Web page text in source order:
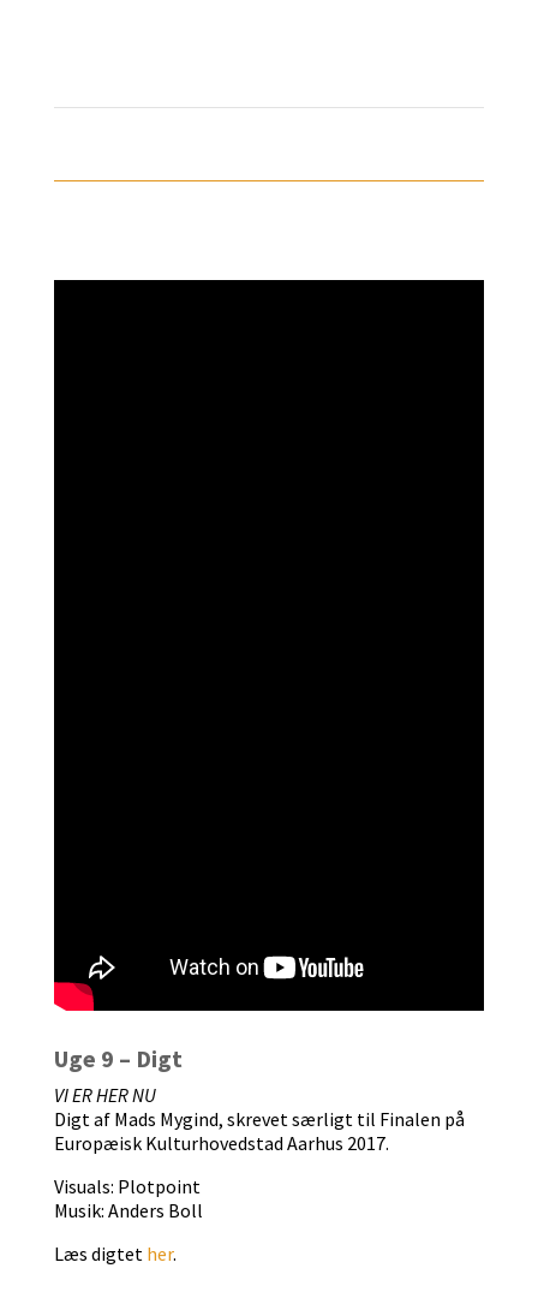
Uge 9 – Digt
VI ER HER NU
Digt af Mads Mygind, skrevet særligt til Finalen på
Europæisk Kulturhovedstad Aarhus 2017.
Visuals: Plotpoint
Musik: Anders Boll
Læs digtet her.